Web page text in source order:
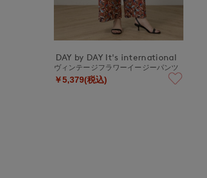
DAY by DAY It's international
ヴィンテージフラワーイージーパンツ
￥5,379(税込)